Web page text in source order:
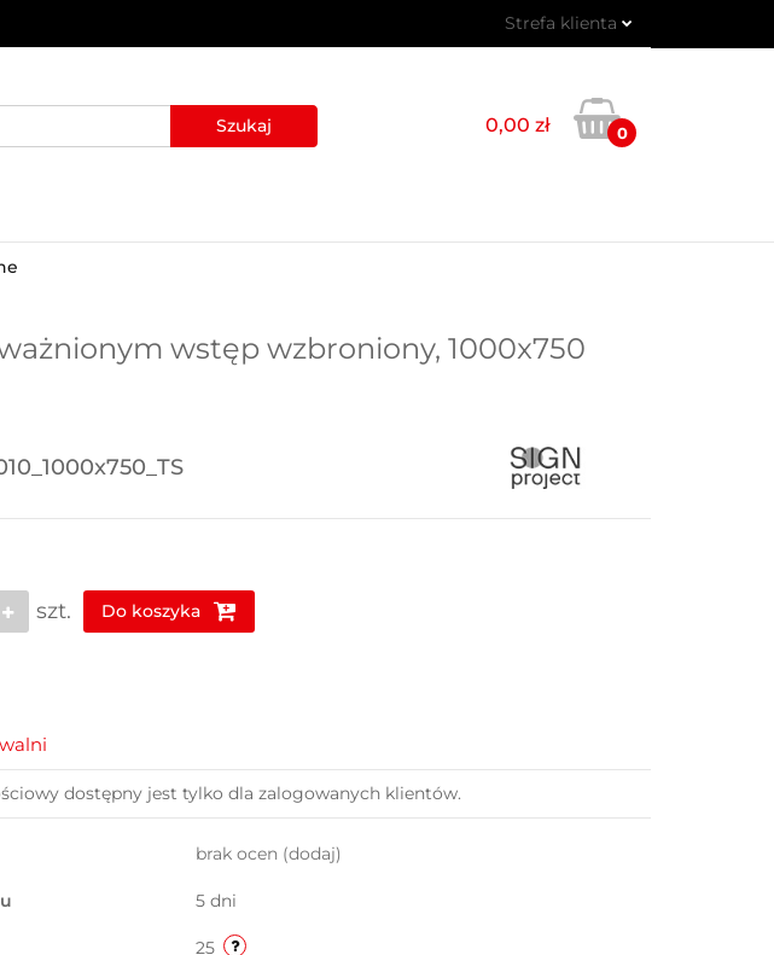
Strefa klienta
Zarejestruj się
Dodaj zgłoszenie
0,00 zł 0
wstęp wzbroniony, 1000x750
szt. Do koszyka
dostępny jest tylko dla zalogowanych klientów.
brak ocen (dodaj)
5 dni
25